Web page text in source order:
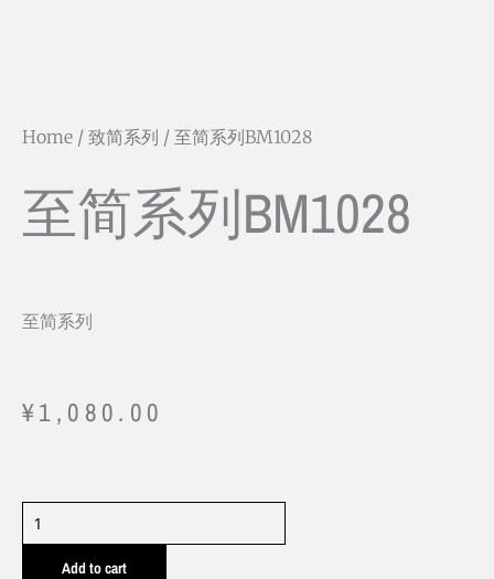
Home / 致简系列 / 至简系列BM1028
至简系列BM1028
至简系列
¥1,080.00
简
Add to cart